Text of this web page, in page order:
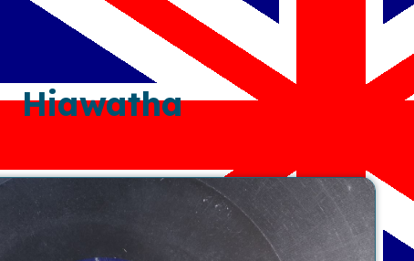
Hiawatha